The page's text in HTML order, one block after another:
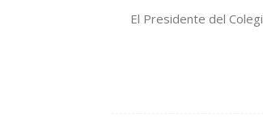
El Presidente del